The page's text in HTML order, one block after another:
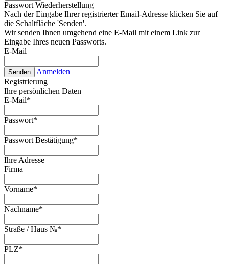
Passwort Wiederherstellung
Nach der Eingabe Ihrer registrierter Email-Adresse klicken Sie auf
die Schaltfläche 'Senden'.
Wir senden Ihnen umgehend eine E-Mail mit einem Link zur
Eingabe Ihres neuen Passworts.
E-Mail
Senden
Anmelden
Registrierung
Ihre persönlichen Daten
E-Mail*
Passwort*
Passwort Bestätigung*
Ihre Adresse
Firma
Vorname*
Nachname*
Straße / Haus №*
PLZ*